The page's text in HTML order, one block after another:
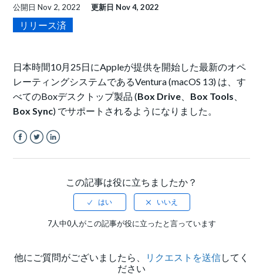
公開日Nov 2, 2022 更新日 Nov 4, 2022
リリース済
日本時間10月25日にAppleが提供を開始した最新のオペ
レーティングシステムであるVentura (macOS 13) は、す
べてのBoxデスクトップ製品 (Box Drive Box Tools
Box Sync) でサポートされるようになりました。
この記事は役に立ちましたか？
7人中0人がこの記事が役に立ったと言っています
他にご質問がございましたら、 リクエストを送信してく
ださい